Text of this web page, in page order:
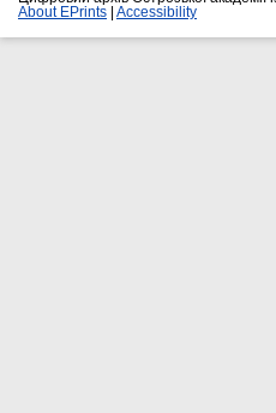
About EPrints
Accessibility